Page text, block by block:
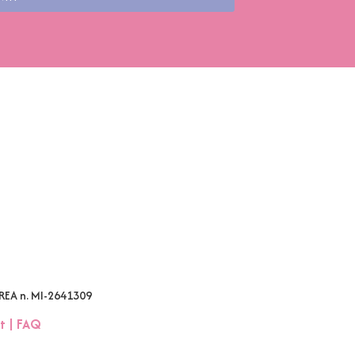
n. MI-2641309
| FAQ